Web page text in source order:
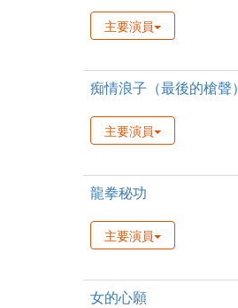
主要演員
痴情浪子（最後的槍聲）
主要演員
龍拳秘功
主要演員
女的心願